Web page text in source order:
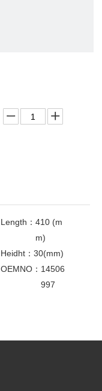
Length：410 (m
m)
Heidht：30(mm)
OEMNO： 14506
997